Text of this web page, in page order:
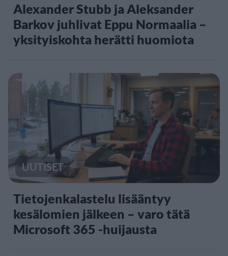
Alexander Stubb ja Aleksander
Barkov juhlivat Eppu Normaalia –
yksityiskohta herätti huomiota
UUTISET
Tietojenkalastelu lisääntyy
kesälomien jälkeen – varo tätä
Microsoft 365 -huijausta